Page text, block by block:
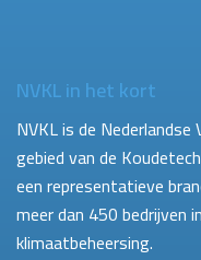
NVKL in het kort
NVKL is de
gebied van de
een representatieve
meer dan 450 bedrijven
klimaatbeheersing.